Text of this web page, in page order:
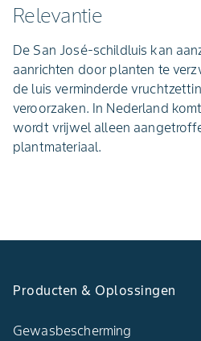
Relevantie
De San José-schildluis kan
aanrichten door planten te
de luis verminderde
veroorzaken. In Nederland
wordt vrijwel alleen
plantmateriaal.
Producten & Oplossingen
Gewasbescherming